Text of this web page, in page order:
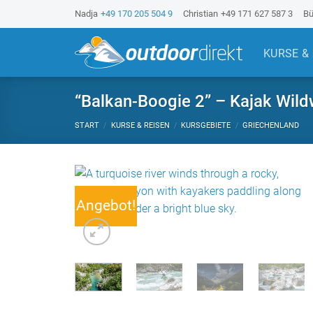
u
n
t
Nadja +49 170 205 504 9 Christian +49 171 627 587 3
KURSE &
“Balkan-Boogie 2” – Kajak
START / KURSE & REISEN / KURSGEBIETE / GRIECHENLAND
Angebot!